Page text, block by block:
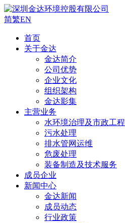
简繁EN
首页
关于金达
金达简介
公司优势
企业文化
组织架构
金达影集
主营业务
水环境治理及市政工程
污水处理
排水管网运维
危废处理
装备制造及技术服务
成员企业
新闻中心
金达新闻
成员动态
行业政策